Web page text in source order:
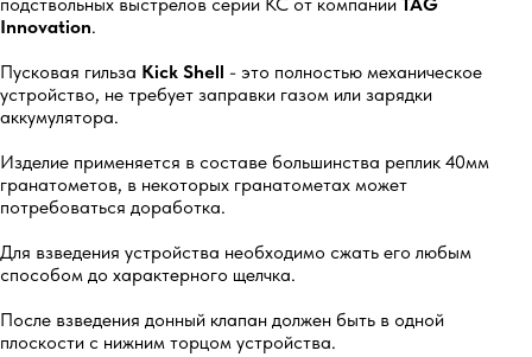
Innovation.
Пусковая гильза Kick Shell - это полностью механическое
устройство, не требует заправки газом или зарядки
аккумулятора.
Изделие применяется в составе большинства реплик 40мм
гранатометов, в некоторых гранатометах может
потребоваться доработка.
Для взведения устройства необходимо сжать его любым
способом до характерного щелчка.
После взведения донный клапан должен быть в одной
плоскости с нижним торцом устройства.